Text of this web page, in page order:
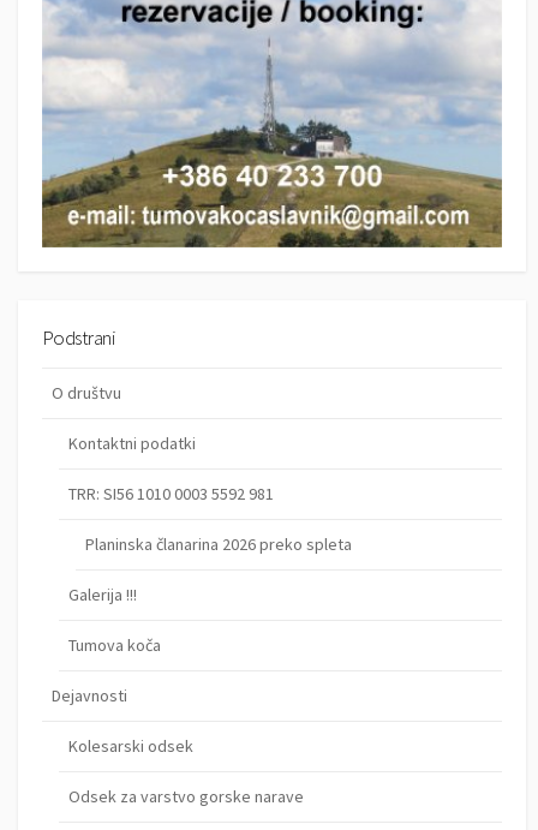
Podstrani
O društvu
Kontaktni podatki
TRR: SI56 1010 0003 5592 981
Planinska članarina 2026 preko spleta
Galerija !!!
Tumova koča
Dejavnosti
Kolesarski odsek
Odsek za varstvo gorske narave